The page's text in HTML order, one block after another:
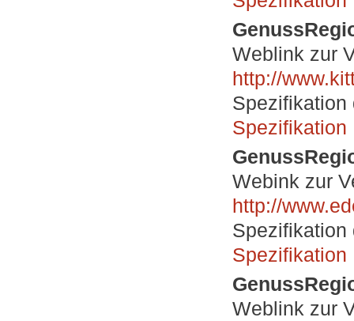
Weblink zur
http://
Spezifikation
Spezifikation
Webink zur
http://
Spezifikation
Spezifikation
Weblink zur